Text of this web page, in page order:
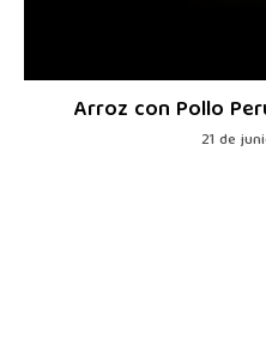
Arroz con Pollo
21 de